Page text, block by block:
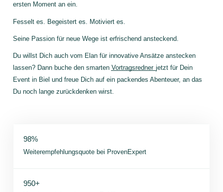
ersten Moment an ein.
Fesselt es. Begeistert es. Motiviert es.
Seine Passion für neue Wege ist erfrischend ansteckend.
Du willst Dich auch vom Elan für innovative Ansätze anstecken
lassen? Dann buche den smarten Vortragsredner jetzt für Dein
Event in Biel und freue Dich auf ein packendes Abenteuer, an das
Du noch lange zurückdenken wirst.
98%
Weiterempfehlungsquote bei ProvenExpert
950+